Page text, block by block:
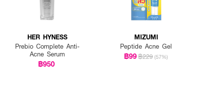
HER HYNESS
Prebio Complete Anti-
Acne Serum
฿950
MIZUMI
Peptide Acne Gel
฿99฿229 (57%)